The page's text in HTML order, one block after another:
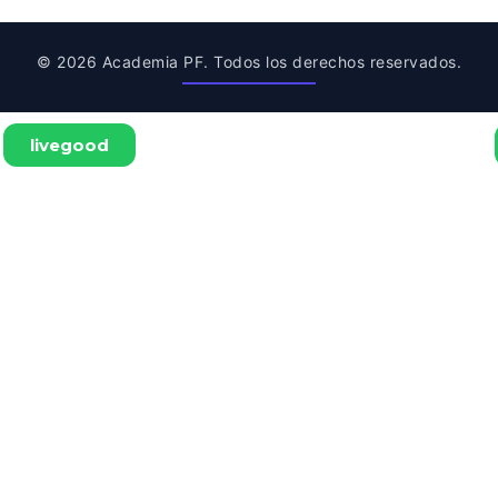
© 2026 Academia PF. Todos los derechos reservados.
livegood